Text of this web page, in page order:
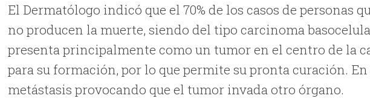
El Dermatólogo indicó que el 70% de los casos de personas
no producen la muerte, siendo del tipo carcinoma
presenta principalmente como un tumor en el centro de la
para su formación, por lo que permite su pronta curación.
metástasis provocando que el tumor invada otro órgano.